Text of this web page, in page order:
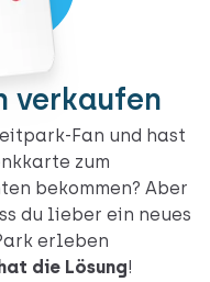
verkaufen
Fan und hast
zum
bekommen? Aber
du lieber ein neues
erleben
die Lösung!